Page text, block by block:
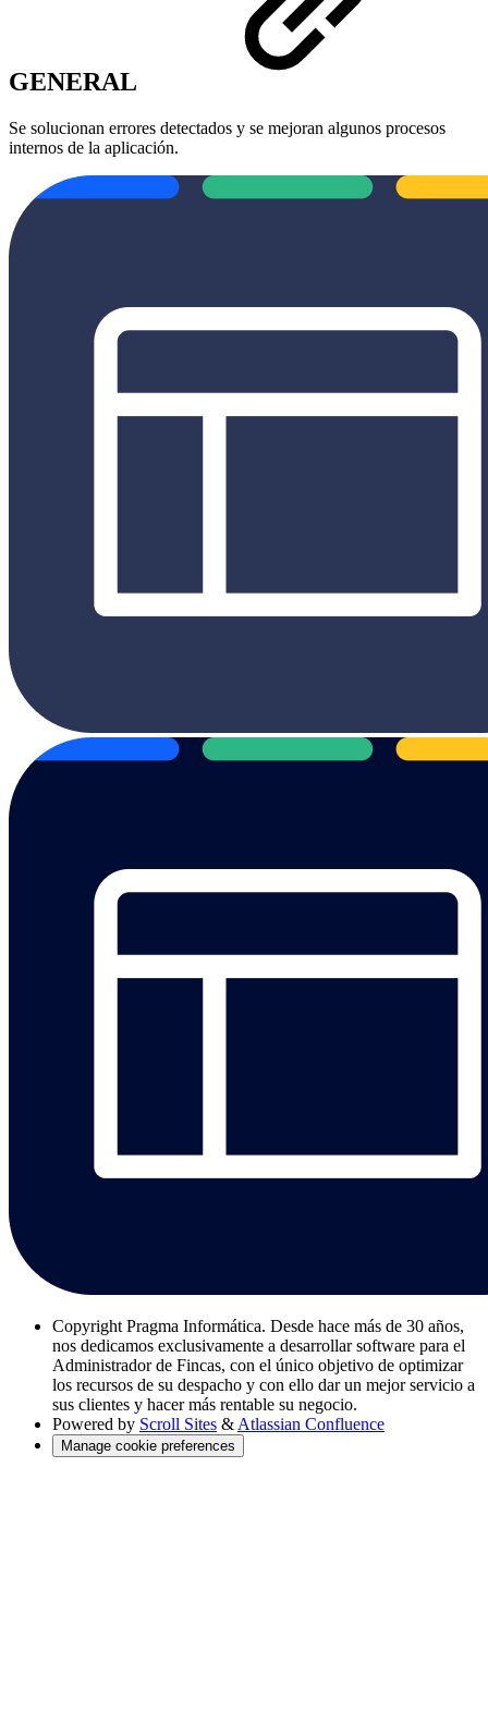
GENERAL
Se solucionan errores detectados y se mejoran algunos procesos
internos de la aplicación.
Copyright Pragma Informática. Desde hace más de 30 años,
nos dedicamos exclusivamente a desarrollar software para el
Administrador de Fincas, con el único objetivo de optimizar
los recursos de su despacho y con ello dar un mejor servicio a
sus clientes y hacer más rentable su negocio.
Powered by Scroll Sites & Atlassian Confluence
Manage cookie preferences